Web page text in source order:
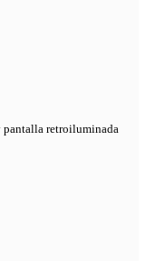
pantalla retroiluminada